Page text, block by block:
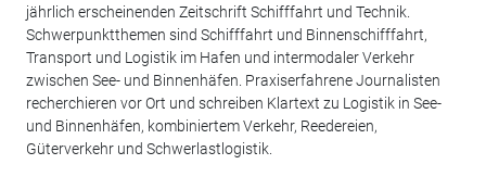
jährlich erscheinenden Zeitschrift Schifffahrt und Technik.
Schwerpunktthemen sind Schifffahrt und Binnenschifffahrt,
Transport und Logistik im Hafen und intermodaler Verkehr
zwischen See- und Binnenhäfen. Praxiserfahrene Journalisten
recherchieren vor Ort und schreiben Klartext zu Logistik in See-
und Binnenhäfen, kombiniertem Verkehr, Reedereien,
Güterverkehr und Schwerlastlogistik.